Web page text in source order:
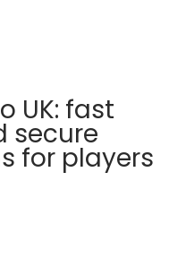
UK: fast
secure
for players